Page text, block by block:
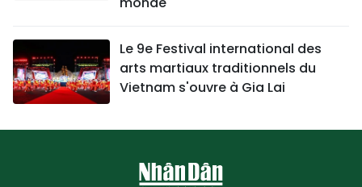
Le 9e Festival international des
arts martiaux traditionnels du
Vietnam s'ouvre à Gia Lai